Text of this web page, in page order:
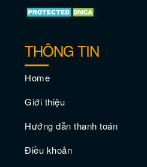
THÔNG TIN
Home
Giới thiệu
Hướng dẫn thanh toán
Điều khoản